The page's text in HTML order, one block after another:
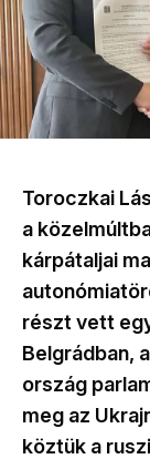
Toroczkai
a
kárpátaljai
részt vett
Belgrádban,
ország
meg az
köztük a